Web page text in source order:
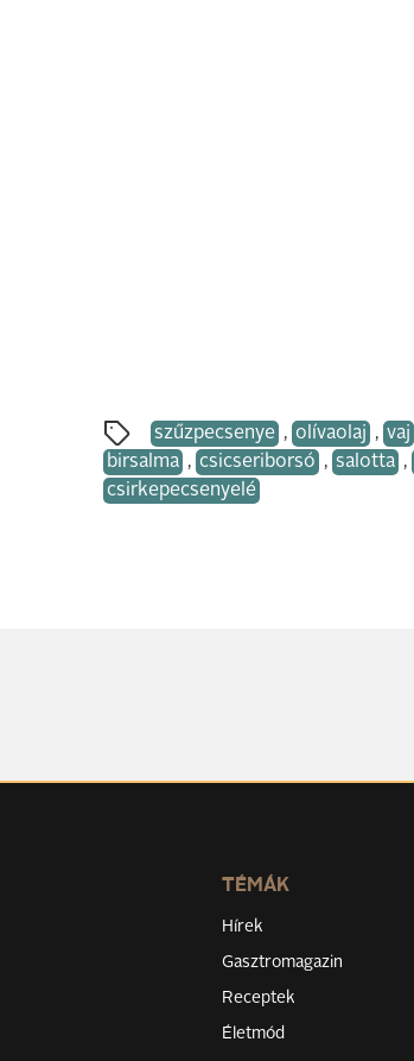
szűzpecsenye , olívaolaj , vaj
birsalma , csicseriborsó , salotta ,
csirkepecsenyelé
TÉMÁK
Hírek
Gasztromagazin
Receptek
Életmód